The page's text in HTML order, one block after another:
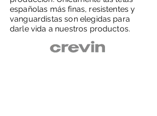
españolas más finas, resistentes y
vanguardistas son elegidas para
darle vida a nuestros productos.